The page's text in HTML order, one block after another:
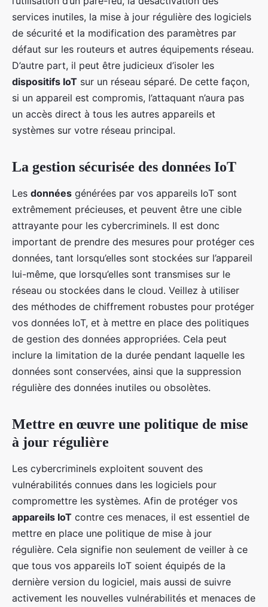
services inutiles, la mise à jour régulière des logiciels
de sécurité et la modification des paramètres par
défaut sur les routeurs et autres équipements réseau.
D’autre part, il peut être judicieux d’isoler les
dispositifs IoT sur un réseau séparé. De cette façon,
si un appareil est compromis, l’attaquant n’aura pas
un accès direct à tous les autres appareils et
systèmes sur votre réseau principal.
La gestion sécurisée des données IoT
Les données générées par vos appareils IoT sont
extrêmement précieuses, et peuvent être une cible
attrayante pour les cybercriminels. Il est donc
important de prendre des mesures pour protéger ces
données, tant lorsqu’elles sont stockées sur l’appareil
lui-même, que lorsqu’elles sont transmises sur le
réseau ou stockées dans le cloud. Veillez à utiliser
des méthodes de chiffrement robustes pour protéger
vos données IoT, et à mettre en place des politiques
de gestion des données appropriées. Cela peut
inclure la limitation de la durée pendant laquelle les
données sont conservées, ainsi que la suppression
régulière des données inutiles ou obsolètes.
Mettre en œuvre une politique de mise
à jour régulière
Les cybercriminels exploitent souvent des
vulnérabilités connues dans les logiciels pour
compromettre les systèmes. Afin de protéger vos
appareils IoT contre ces menaces, il est essentiel de
mettre en place une politique de mise à jour
régulière. Cela signifie non seulement de veiller à ce
que tous vos appareils IoT soient équipés de la
dernière version du logiciel, mais aussi de suivre
activement les nouvelles vulnérabilités et menaces de